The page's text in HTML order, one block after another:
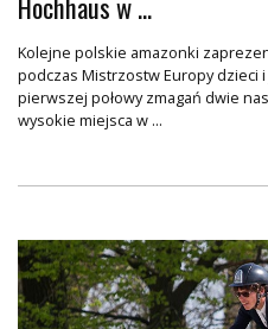
Kolejne polskie amazonki
podczas Mistrzostw Europy dzieci
pierwszej połowy zmagań dwie
wysokie miejsca w ...